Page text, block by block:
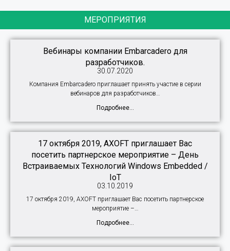
МЕРОПРИЯТИЯ
Вебинары компании Embarcadero для
разработчиков.
30.07.2020
Компания Embarcadero приглашает принять участие в серии
вебинаров для разработчиков…
Подробнее...
17 октября 2019, AXOFT приглашает Вас
посетить партнерское мероприятие – День
Встраиваемых Технологий Windows Embedded /
IoT
03.10.2019
17 октября 2019, AXOFT приглашает Вас посетить партнерское
мероприятие –…
Подробнее...